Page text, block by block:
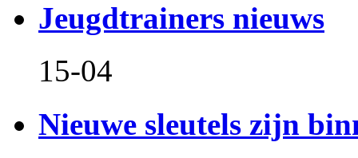
Jeugdtrainers nieuws
15-04
Nieuwe sleutels zijn